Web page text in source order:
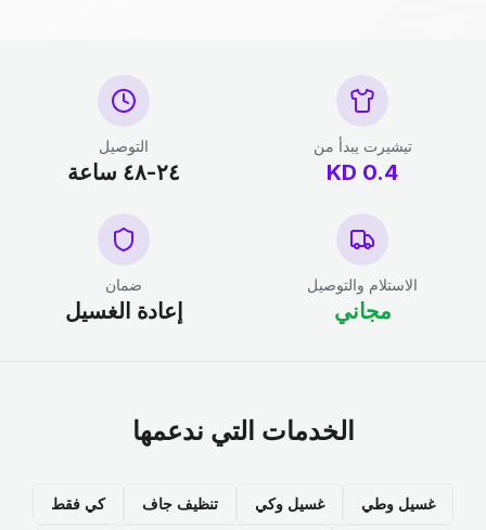
تيشيرت يبدأ من
0.4
KD
التوصيل
٢٤-٤٨ ساعة
الاستلام والتوصيل
مجاني
ضمان
إعادة الغسيل
الخدمات التي ندعمها
غسيل وطي غسيل وكي تنظيف جاف كي فقط